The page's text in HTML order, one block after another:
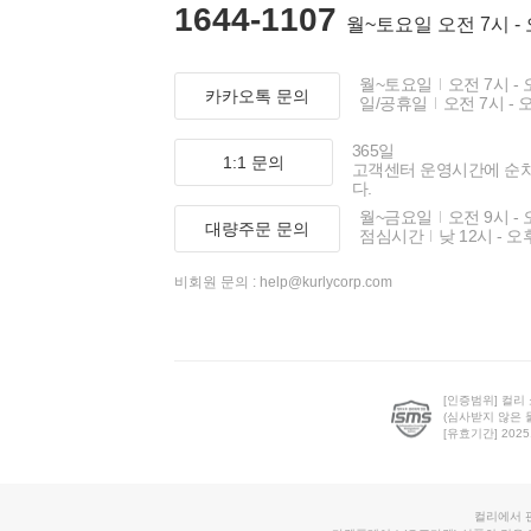
1644-1107 월~토요일 오전 7시 -
카카오톡 문의
월~토요일
오전 7시 -
일/공휴일
오전 7시 -
1:1 문의
365일
고객센터 운영시간에 순
다.
대량주문 문의
월~금요일
오전 9시 -
점심시간
낮 12시 - 오
비회원 문의 : help@kurlycorp.com
[인증범위] 컬리
(심사받지 않은
[유효기간]
컬리에서